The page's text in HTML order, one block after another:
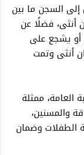
السجن ما بين
أنثى، فضلًا عن
أو يشجع على
أنثى وتمت
العامة، ممثلة
والمسنين،
الطفلات وضمان